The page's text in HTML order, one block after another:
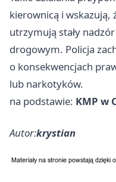
kierownicą i wskazują,
utrzymują stały
drogowym. Policja
o konsekwencjach
lub narkotyków.
na podstawie: KMP w
Autor:krystian